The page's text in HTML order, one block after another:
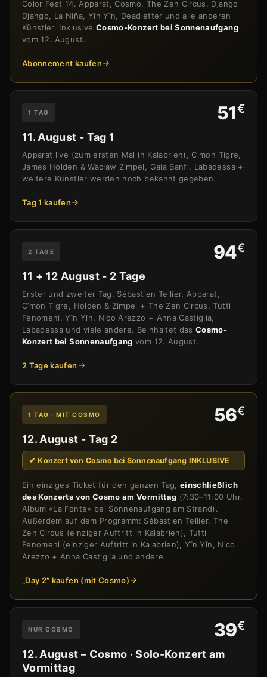
Color Fest 14. Apparat, Cosmo, The Zen Circus, Django
Django, La Niña, Yīn Yīn, Deadletter und alle anderen
Künstler. Inklusive Cosmo-Konzert bei Sonnenaufgang
vom 12. August.
Abonnement kaufen
1 TAG 51€
11. August - Tag 1
Apparat live (zum ersten Mal in Kalabrien), C'mon Tigre,
James Holden & Wacław Zimpel, Gaia Banfi, Labadessa +
weitere Künstler werden noch bekannt gegeben.
Tag 1 kaufen
2 TAGE 94€
11 + 12 August - 2 Tage
Erster und zweiter Tag. Sébastien Tellier, Apparat,
C’mon Tigre, Holden & Zimpel + The Zen Circus, Tutti
Fenomeni, Yīn Yīn, Nico Arezzo + Anna Castiglia,
Labadessa und viele andere. Beinhaltet dasCosmo-
Konzert bei Sonnenaufgang vom 12. August.
2 Tage kaufen
1 TAG · MIT COSMO 56€
12. August - Tag 2
✔ Konzert von Cosmo bei Sonnenaufgang INKLUSIVE
Ein einziges Ticket für den ganzen Tag, einschließlich
des Konzerts von Cosmo am Vormittag (7:30–11:00 Uhr,
Album «La Fonte» bei Sonnenaufgang am Strand).
Außerdem auf dem Programm: Sébastien Tellier, The
Zen Circus (einziger Auftritt in Kalabrien), Tutti
Fenomeni (einziger Auftritt in Kalabrien), Yīn Yīn, Nico
Arezzo + Anna Castiglia und andere.
„Day 2“ kaufen (mit Cosmo)
NUR COSMO 39€
12. August – Cosmo · Solo-Konzert am
Vormittag